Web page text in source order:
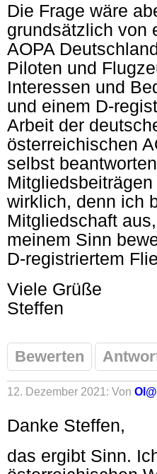
Die Frage wäre
grundsätzlich von
AOPA
Piloten und
Interessen und
und einem D-
Arbeit der
österreichischen
selbst
wirklich, denn ich
Mitgliedschaft
meinem Sinn
D-registriertem
Viele Grüße
Steffen
Bewerten
12. Dezember 2021: Von
Danke Steffen,
das ergibt Sinn.